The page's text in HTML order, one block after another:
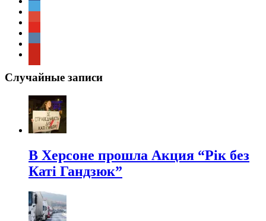
Случайные записи
В Херсоне прошла Акция “Рік без
Каті Гандзюк”